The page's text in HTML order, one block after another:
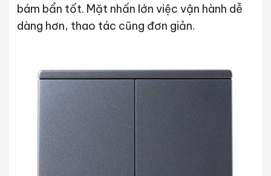
bám bẩn tốt. Mặt nhấn lớn việc vận hành dễ
dàng hơn, thao tác cũng đơn giản.